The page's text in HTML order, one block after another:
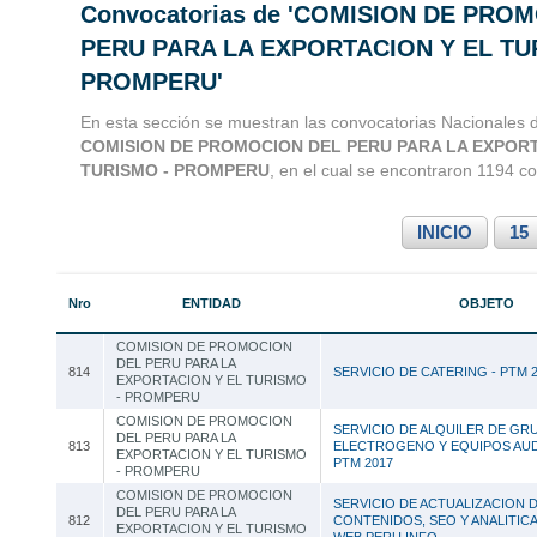
Convocatorias
Convocatorias de 'COMISION DE
PERU PARA LA EXPORTACION Y EL
PROMPERU'
En esta sección se muestran las convocatorias Nacionales
COMISION DE PROMOCION DEL PERU PARA LA
TURISMO - PROMPERU , en el cual se encontraron 1194
INICIO 15
Nro ENTIDAD OBJETO
814
COMISION DE PROMOCION
DEL PERU PARA LA
EXPORTACION Y EL TURISMO
- PROMPERU
SERVICIO DE CATERING - PTM
813
COMISION DE PROMOCION
DEL PERU PARA LA
EXPORTACION Y EL TURISMO
- PROMPERU
SERVICIO DE ALQUILER DE
ELECTROGENO Y EQUIPOS
PTM 2017
812
COMISION DE PROMOCION
DEL PERU PARA LA
EXPORTACION Y EL TURISMO
SERVICIO DE ACTUALIZACION
CONTENIDOS, SEO Y